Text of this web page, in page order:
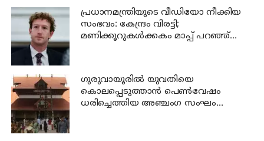
പ്രധാനമന്ത്രിയുടെ വീഡിയോ നീക്കിയ
സംഭവം: കേന്ദ്രം വിരട്ടി;
മണിക്കൂറുകൾക്കകം മാപ്പ് പറഞ്ഞ്
ഗുരുവായൂരില്‍ യുവതിയെ
കൊലപ്പെടുത്താന്‍ പെണ്‍വേഷം
ധരിച്ചെത്തിയ അഞ്ചംഗ സംഘം